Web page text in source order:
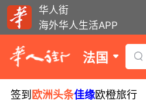
华人街
海外华人生活APP
法国
签到 欧洲头条佳缘欧橙旅行